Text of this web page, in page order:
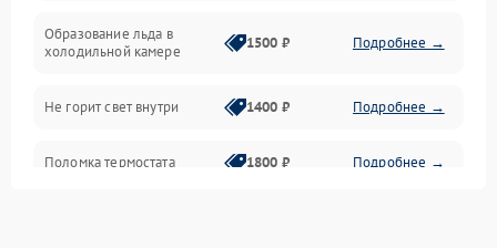
Образование льда в
холодильной камере
1500 ₽ Подробнее →
Не горит свет внутри 1400 ₽ Подробнее →
Поломка термостата 1800 ₽ Подробнее →